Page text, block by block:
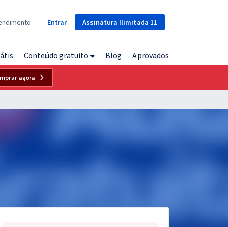
Assinatura Ilimitada 11
Entrar
Conteúdo gratuito Blog Aprovados
agora